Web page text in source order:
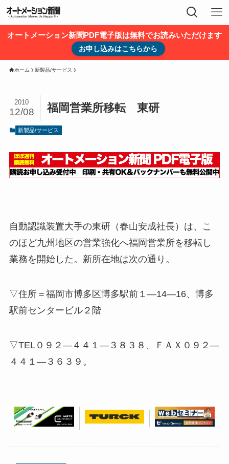
オートメーション新聞PDF電子版は無料でお読みいただけます
お申し込みはこちらから
ホーム 新製品/サービス
福岡営業所移転 東研
2010
12/08
新製品/サービス
自動認識装置大手の東研（春山安成社長）は、こ
のほど九州地区の営業強化へ福岡営業所を移転し
業務を開始した。新所在地は次の通り。
▽住所＝福岡市博多区博多駅前１―14―16、博多
駅前センタービル２階
▽TEL０９２―４４１―３８３８、ＦＡＸ０９２―
４４１―３６３９。